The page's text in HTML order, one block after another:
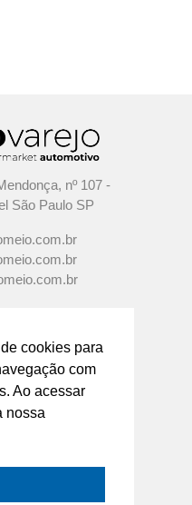
cookies para
com
Ao acessar
nossa
nº 107 -
São Paulo SP
REDES
de grandes
com os
das lojas de